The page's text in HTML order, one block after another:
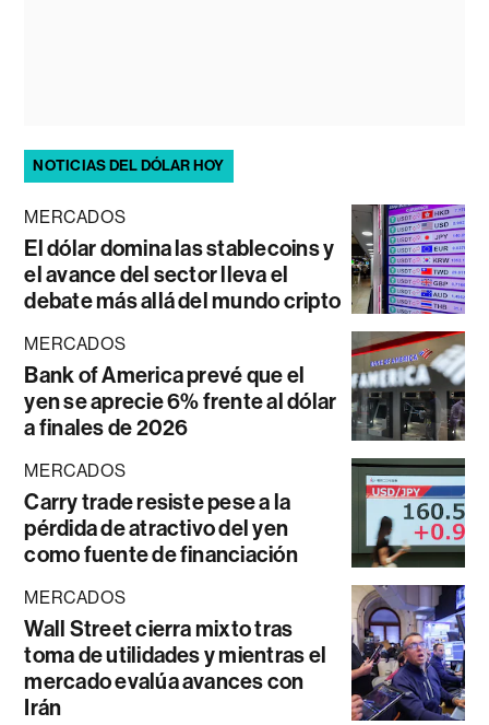
NOTICIAS DEL DÓLAR HOY
MERCADOS
El dólar domina las stablecoins y
el avance del sector lleva el
debate más allá del mundo cripto
MERCADOS
Bank of America prevé que el
yen se aprecie 6% frente al dólar
a finales de 2026
MERCADOS
Carry trade resiste pese a la
pérdida de atractivo del yen
como fuente de financiación
MERCADOS
Wall Street cierra mixto tras
toma de utilidades y mientras el
mercado evalúa avances con
Irán